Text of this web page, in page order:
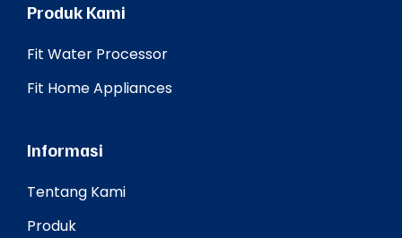
Produk Kami
Fit Water Processor
Fit Home Appliances
Informasi
Tentang Kami
Produk